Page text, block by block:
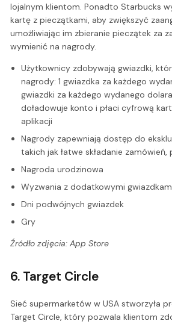
lojalnym klientom. Ponadto Starbucks
kartę z pieczątkami, aby zwiększyć
umożliwiając im zbieranie pieczątek za
wymienić na nagrody.
Użytkownicy zdobywają gwiazdki,
nagrody: 1 gwiazdka za każdego
gwiazdki za każdego wydanego
doładowuje konto i płaci cyfrową
aplikacji
Nagrody zapewniają dostęp do
takich jak łatwe składanie zamówień,
Nagroda urodzinowa
Wyzwania z dodatkowymi
Dni podwójnych gwiazdek
Gry
Źródło zdjęcia: App Store
6. Target Circle
Sieć supermarketów w USA stworzyła
Target Circle, który pozwala klientom